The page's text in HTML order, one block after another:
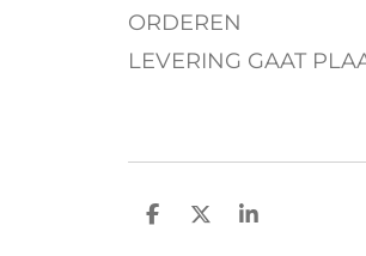
ORDEREN
LEVERING GAAT
D
D
S